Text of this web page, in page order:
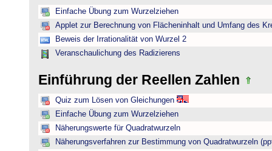
Einfache Übung zum Wurzelziehen
Applet zur Berechnung von Flächeninhalt und Umfang des
Beweis der Irrationalität von Wurzel 2
Veranschaulichung des Radizierens
Einführung der Reellen Zahlen
Quiz zum Lösen von Gleichungen
Einfache Übung zum Wurzelziehen
Näherungswerte für Quadratwurzeln
Näherungsverfahren zur Bestimmung von Quadratwurzeln